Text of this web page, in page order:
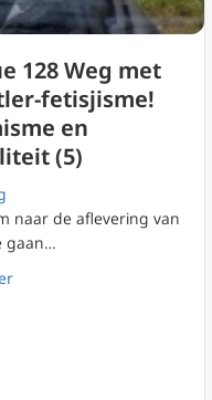
een speciaal geval?
128 Weg met
fetisjisme!
en
(5)
naar de aflevering van
gaan…
about FilioQue 128 Weg